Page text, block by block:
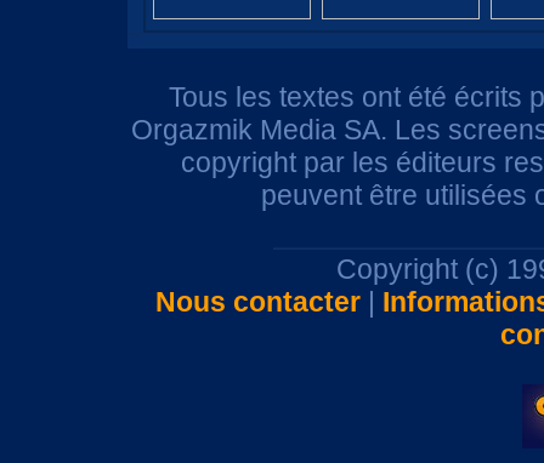
Tous les textes ont été écrits
Orgazmik Media SA. Les
copyright par les éditeurs
peuvent être utilisées
Copyright (c)
Nous contacter|